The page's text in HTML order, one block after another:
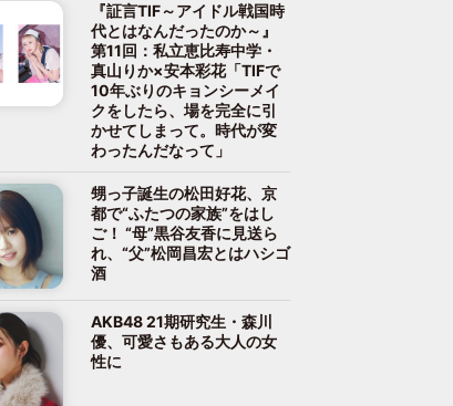
『証言TIF～アイドル戦国時
代とはなんだったのか～』
第11回：私立恵比寿中学・
真山りか×安本彩花「TIFで
10年ぶりのキョンシーメイ
クをしたら、場を完全に引
かせてしまって。時代が変
わったんだなって」
甥っ子誕生の松田好花、京
都で“ふたつの家族”をはし
ご！ “母”黒谷友香に見送ら
れ、“父”松岡昌宏とはハシゴ
酒
AKB48 21期研究生・森川
優、可愛さもある大人の女
性に